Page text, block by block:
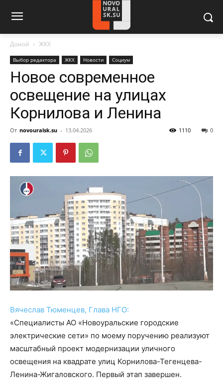
Домой ЖКХ
Выбор редактора ЖКХ Новости Социум
Новое современное
освещение на улицах
Корнилова и Ленина
От novouralsk.su - 13.04.2026 0
1110
Вячеслав Тюменцев, Глава НГО:
«Специалисты АО «Новоуральские городские
электрические сети» по моему поручению реализуют
масштабный проект модернизации уличного
освещения на квадрате улиц Корнилова-Тегенцева-
Ленина-Жигаловского. Первый этап завершен.